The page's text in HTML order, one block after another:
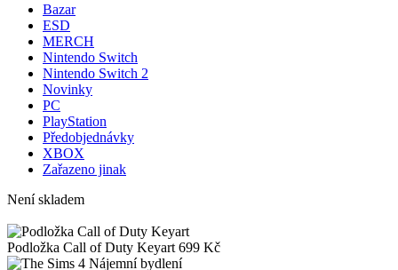
Bazar
ESD
MERCH
Nintendo Switch
Nintendo Switch 2
Novinky
PC
PlayStation
Předobjednávky
XBOX
Zařazeno jinak
Není skladem
Podložka Call of Duty Keyart 699 Kč